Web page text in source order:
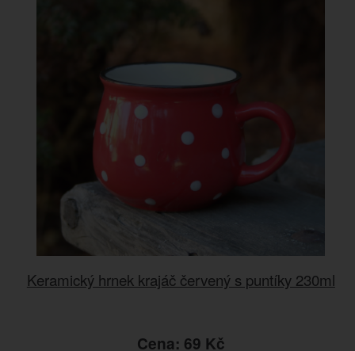
Keramický hrnek krajáč červený s puntíky 230ml
Cena: 69 Kč